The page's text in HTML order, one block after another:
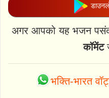
अगर आपको यह भजन
कॉमेंट
भक्ति-भारत